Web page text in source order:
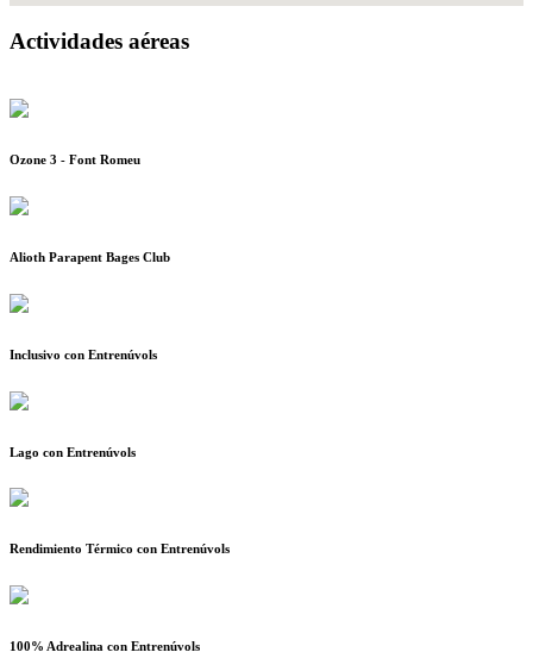
Actividades aéreas
Ozone 3 - Font Romeu
Alioth Parapent Bages Club
Inclusivo con Entrenúvols
Lago con Entrenúvols
Rendimiento Térmico con Entrenúvols
100% Adrealina con Entrenúvols